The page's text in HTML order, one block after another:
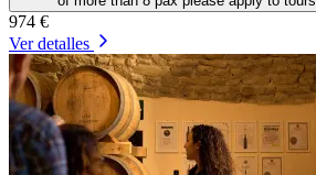
974 €
Ver detalles